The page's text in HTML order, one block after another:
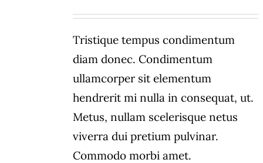
Tristique tempus condimentum
diam donec. Condimentum
ullamcorper sit elementum
hendrerit mi nulla in consequat, ut.
Metus, nullam scelerisque netus
viverra dui pretium pulvinar.
Commodo morbi amet.